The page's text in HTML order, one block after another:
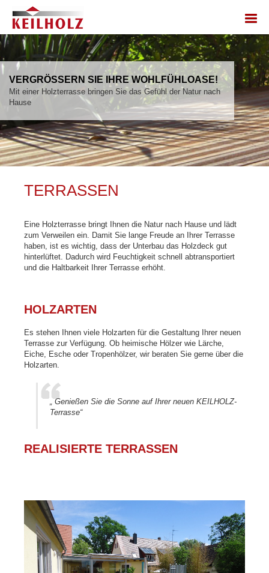
VERGRÖSSERN SIE IHRE WOHLFÜHLOASE!
Mit einer Holzterrasse bringen Sie das Gefühl der Natur nach
Hause
TERRASSEN
Eine Holzterrasse bringt Ihnen die Natur nach Hause und lädt
zum Verweilen ein. Damit Sie lange Freude an Ihrer Terrasse
haben, ist es wichtig, dass der Unterbau das Holzdeck gut
hinterlüftet. Dadurch wird Feuchtigkeit schnell abtransportiert
und die Haltbarkeit Ihrer Terrasse erhöht.
HOLZARTEN
Es stehen Ihnen viele Holzarten für die Gestaltung Ihrer neuen
Terrasse zur Verfügung. Ob heimische Hölzer wie Lärche,
Eiche, Esche oder Tropenhölzer, wir beraten Sie gerne über die
Holzarten.
„ Genießen Sie die Sonne auf Ihrer neuen KEILHOLZ-
Terrasse“
REALISIERTE TERRASSEN